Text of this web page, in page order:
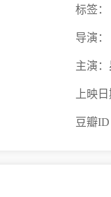
标签：
导演：
主演：
上映
豆瓣